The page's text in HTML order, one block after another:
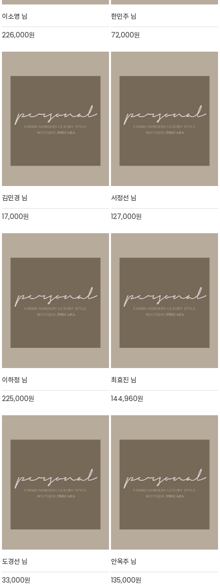
이소영 님
226,000원
한민주 님
72,000원
김민경 님
17,000원
서정선 님
127,000원
이하정 님
225,000원
최효진 님
144,960원
도경선 님
33,000원
안옥주 님
135,000원